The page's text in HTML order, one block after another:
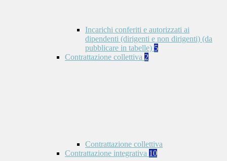
Incarichi conferiti e autorizzati ai
dipendenti (dirigenti e non dirigenti) (da
pubblicare in tabelle) 5
Contrattazione collettiva 2
Contrattazione collettiva
Contrattazione integrativa 10